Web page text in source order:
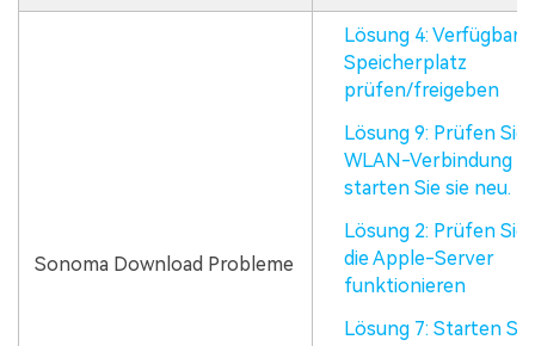
Sonoma Download Probleme
Lösung 4:
Speicherplatz
prüfen/freigeben
Lösung 9: Prüfen Sie
WLAN-Verbindung
starten Sie sie neu.
Lösung 2: Prüfen
die Apple-Server
funktionieren
Lösung 7: Starten Sie